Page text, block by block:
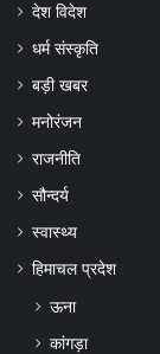
देश विदेश
धर्म संस्कृति
बड़ी खबर
मनोरंजन
राजनीति
सौन्दर्य
स्वास्थ्य
हिमाचल प्रदेश
ऊना
कांगड़ा